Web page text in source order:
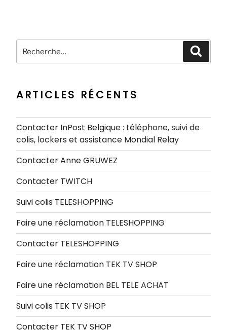
pour
ARTICLES RÉCENTS
Contacter InPost Belgique : téléphone, suivi de
colis, lockers et assistance Mondial Relay
Contacter Anne GRUWEZ
Contacter TWITCH
Suivi colis TELESHOPPING
Faire une réclamation TELESHOPPING
Contacter TELESHOPPING
Faire une réclamation TEK TV SHOP
Faire une réclamation BEL TELE ACHAT
Suivi colis TEK TV SHOP
Contacter TEK TV SHOP